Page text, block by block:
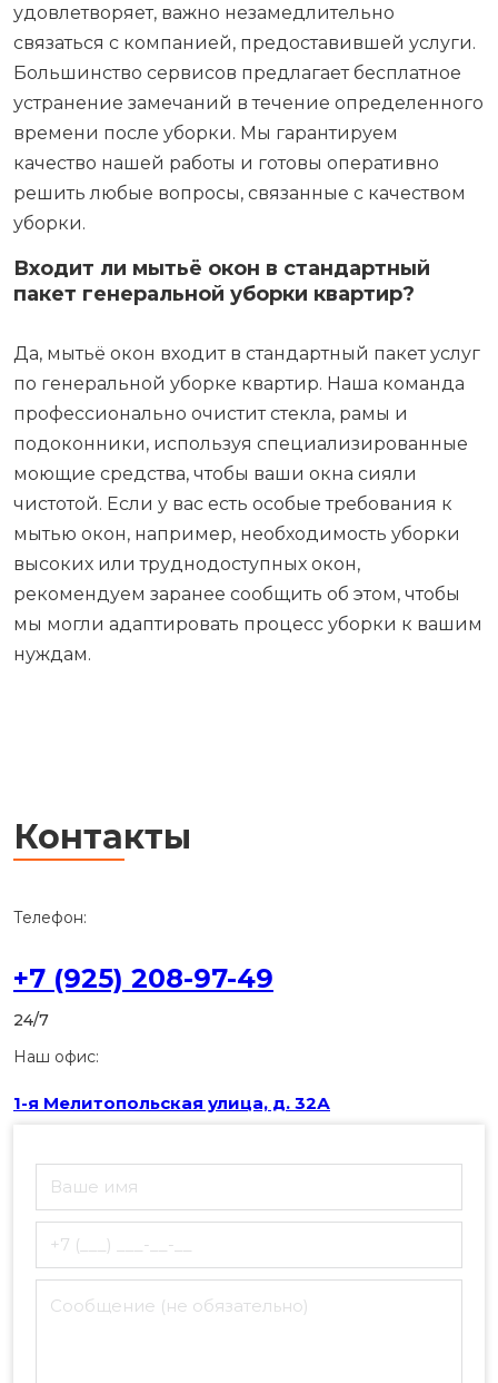
удовлетворяет, важно незамедлительно
связаться с компанией, предоставившей услуги.
Большинство сервисов предлагает бесплатное
устранение замечаний в течение определенного
времени после уборки. Мы гарантируем
качество нашей работы и готовы оперативно
решить любые вопросы, связанные с качеством
уборки.
Входит ли мытьё окон в стандартный
пакет генеральной уборки квартир?
Да, мытьё окон входит в стандартный пакет услуг
по генеральной уборке квартир. Наша команда
профессионально очистит стекла, рамы и
подоконники, используя специализированные
моющие средства, чтобы ваши окна сияли
чистотой. Если у вас есть особые требования к
мытью окон, например, необходимость уборки
высоких или труднодоступных окон,
рекомендуем заранее сообщить об этом, чтобы
мы могли адаптировать процесс уборки к вашим
нуждам.
Контакты
Телефон:
+7 (925) 208-97-49
24/7
Наш офис:
1-я Мелитопольская улица, д. 32А